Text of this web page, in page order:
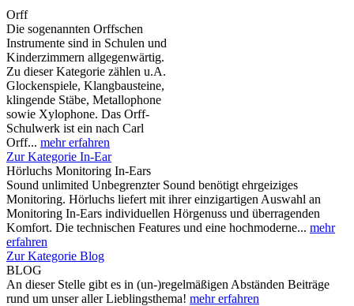
Orff
Die sogenannten Orffschen
Instrumente sind in Schulen und
Kinderzimmern allgegenwärtig.
Zu dieser Kategorie zählen u.A.
Glockenspiele, Klangbausteine,
klingende Stäbe, Metallophone
sowie Xylophone. Das Orff-
Schulwerk ist ein nach Carl
Orff... mehr erfahren
Zur Kategorie In-Ear
Hörluchs Monitoring In-Ears
Sound unlimited Unbegrenzter Sound benötigt ehrgeiziges
Monitoring. Hörluchs liefert mit ihrer einzigartigen Auswahl an
Monitoring In-Ears individuellen Hörgenuss und überragenden
Komfort. Die technischen Features und eine hochmoderne... mehr
erfahren
Zur Kategorie Blog
BLOG
An dieser Stelle gibt es in (un-)regelmäßigen Abständen Beiträge
rund um unser aller Lieblingsthema! mehr erfahren